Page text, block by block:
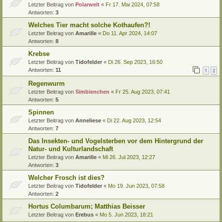
Letzter Beitrag von Polarwelt « Fr 17. Mai 2024, 07:58
Antworten: 3
Welches Tier macht solche Kothaufen?!
Letzter Beitrag von Amarille « Do 11. Apr 2024, 14:07
Antworten: 8
Krebse
Letzter Beitrag von Tidofelder « Di 26. Sep 2023, 16:50
Antworten: 11 1 2
Regenwurm
Letzter Beitrag von Simbienchen « Fr 25. Aug 2023, 07:41
Antworten: 5
Spinnen
Letzter Beitrag von Anneliese « Di 22. Aug 2023, 12:54
Antworten: 7
Das Insekten- und Vogelsterben vor dem Hintergrund der
Natur- und Kulturlandschaft
Letzter Beitrag von Amarille « Mi 26. Jul 2023, 12:27
Antworten: 3
Welcher Frosch ist dies?
Letzter Beitrag von Tidofelder « Mo 19. Jun 2023, 07:58
Antworten: 2
Hortus Columbarum; Matthias Beisser
Letzter Beitrag von Erebus « Mo 5. Jun 2023, 18:21